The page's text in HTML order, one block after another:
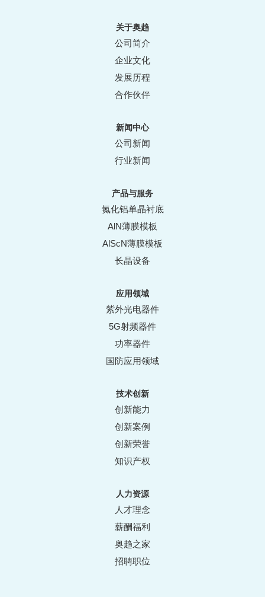
关于奥趋
公司简介
企业文化
发展历程
合作伙伴
新闻中心
公司新闻
行业新闻
产品与服务
氮化铝单晶衬底
AlN薄膜模板
AlScN薄膜模板
长晶设备
应用领域
紫外光电器件
5G射频器件
功率器件
国防应用领域
技术创新
创新能力
创新案例
创新荣誉
知识产权
人力资源
人才理念
薪酬福利
奥趋之家
招聘职位